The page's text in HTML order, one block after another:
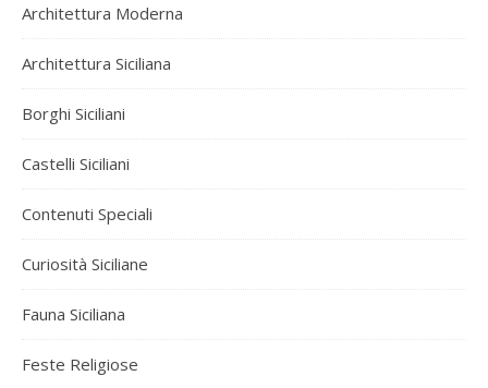
Architettura Moderna
Architettura Siciliana
Borghi Siciliani
Castelli Siciliani
Contenuti Speciali
Curiosità Siciliane
Fauna Siciliana
Feste Religiose